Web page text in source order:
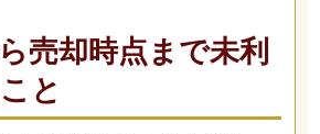
売却時点まで未利
と